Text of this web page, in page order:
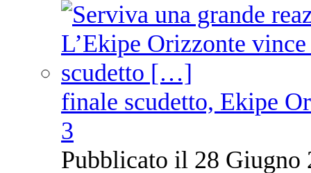
finale scudetto, Ekipe
3
Pubblicato il 28 Giugno